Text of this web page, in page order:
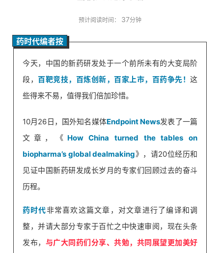
预计阅读时间： 37分钟
药时代编者按
今天，中国的新药研发处于一个前所未有的大变局阶
段， 百靶竞技，百炼创新，百家上市，百药争先！ 这
些得来不易，值得我们倍加珍惜。
10月26日，国外知名媒体Endpoint News发表了一篇
文章，《 How China turned the tables on
biopharma’s global dealmaking》，请20位经历和
见证中国新药研发成长岁月的专家们回顾过去的奋斗
历程。
药时代非常喜欢这篇文章，对文章进行了编译和调
整，并请大部分专家于百忙之中快速审阅，现在头条
发布， 与广大同药们分享、共勉，共同展望更加美好